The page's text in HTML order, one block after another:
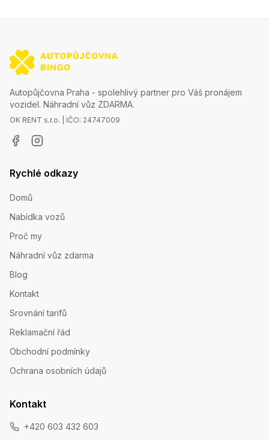
Autopůjčovna Praha - spolehlivý partner pro Váš pronájem
vozidel. Náhradní vůz ZDARMA.
OK RENT s.r.o. | IČO: 24747009
Rychlé odkazy
Domů
Nabídka vozů
Proč my
Náhradní vůz zdarma
Blog
Kontakt
Srovnání tarifů
Reklamační řád
Obchodní podmínky
Ochrana osobních údajů
Kontakt
+420 603 432 603